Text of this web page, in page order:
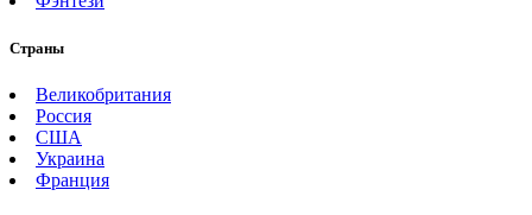
Страны
Великобритания
Россия
США
Украина
Франция